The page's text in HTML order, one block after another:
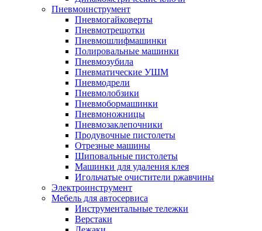
Пневмоинструмент
Пневмогайковерты
Пневмотрещотки
Пневмошлифмашинки
Полировальные машинки
Пневмозубила
Пневматические УШМ
Пневмодрели
Пневмолобзики
Пневмобормашинки
Пневмоножницы
Пневмозаклепочники
Продувочные пистолеты
Отрезные машины
Шиповальные пистолеты
Машинки для удаления клея
Игольчатые очистители ржавчины
Электроинструмент
Мебель для автосервиса
Инструментальные тележки
Верстаки